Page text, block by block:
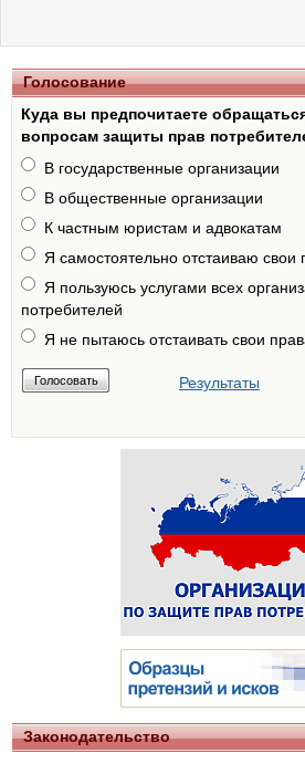
Голосование
Куда вы предпочитаете
вопросам защиты прав
В государственные организации
В общественные организации
К частным юристам и адвокатам
Я самостоятельно отстаиваю свои
Я пользуюсь услугами всех
потребителей
Я не пытаюсь отстаивать свои
Результаты
Законодательство